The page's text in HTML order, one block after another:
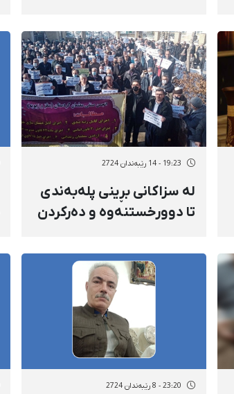
مەبەستی جێبەجێکرانی
سزای دوو ساڵ
نیشتەجێبوونی زۆرەملێ
ڕەوانەی شاری فەنووج کرا
19:23 - 14 رێبەندان 2724
لە سزاکانی بڕینی پلەبەندی
تا دوورخستنەوە و دەرکردن
کوردستان + ٤٧ ناو
23:20 - 8 رێبەندان 2724